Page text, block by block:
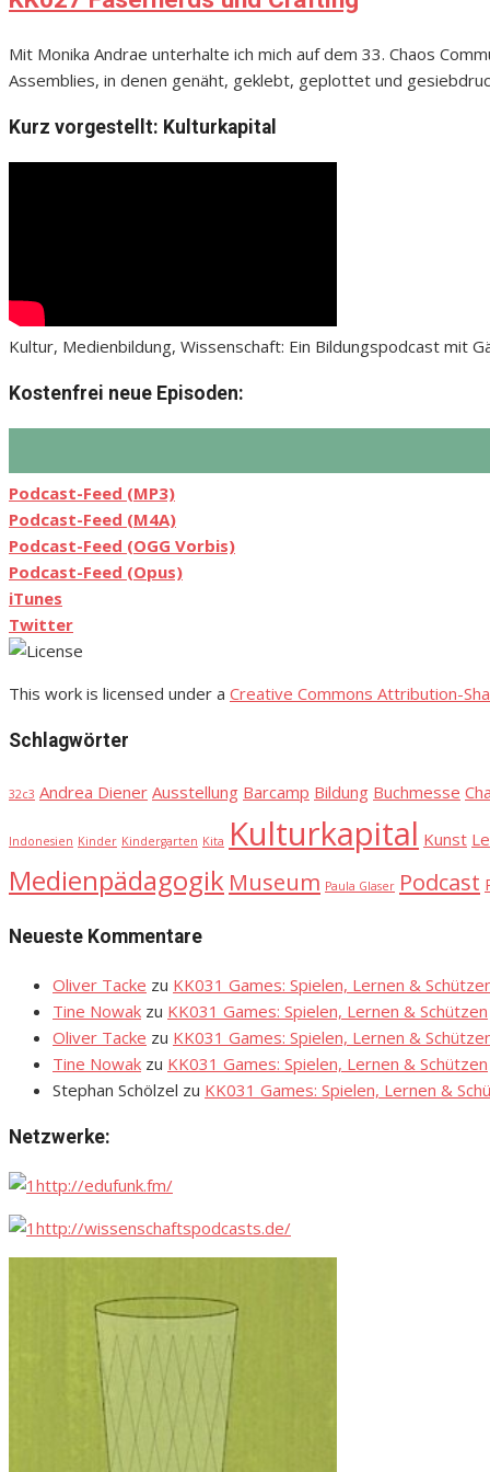
Mit Monika Andrae unterhalte ich mich auf dem 33. Chaos
Assemblies, in denen genäht, geklebt, geplottet und
Kurz vorgestellt: Kulturkapital
Kultur, Medienbildung, Wissenschaft: Ein Bildungspodcast mit
Kostenfrei neue Episoden:
Podcast-Feed (MP3)
Podcast-Feed (M4A)
Podcast-Feed (OGG Vorbis)
Podcast-Feed (Opus)
iTunes
Twitter
This work is licensed under a Creative Commons Attribution-
Schlagwörter
32c3 Andrea Diener Ausstellung Barcamp Bildung Buchmesse
Indonesien Kinder Kindergarten Kita Kulturkapital Kunst
Medienpädagogik Museum Paula Glaser Podcast
Neueste Kommentare
Oliver Tacke zu KK031 Games: Spielen, Lernen &
Tine Nowak zu KK031 Games: Spielen, Lernen & Schützen
Oliver Tacke zu KK031 Games: Spielen, Lernen &
Tine Nowak zu KK031 Games: Spielen, Lernen & Schützen
Stephan Schölzel zu KK031 Games: Spielen, Lernen &
Netzwerke:
http://edufunk.fm/
http://wissenschaftspodcasts.de/